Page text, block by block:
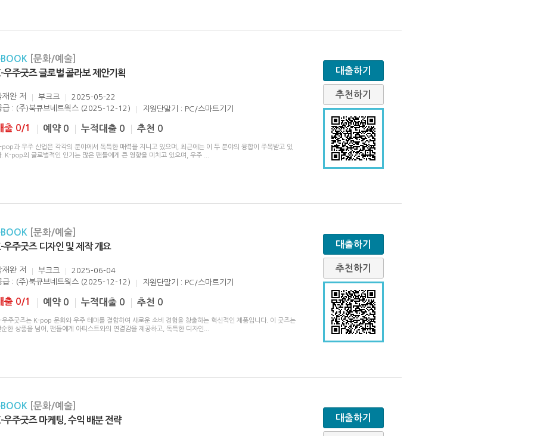
[문화/예술]
우주굿즈 글로벌 콜라보 제안기획
재완 저 부크크
2025-05-22
급 : (주)북큐브네트웍스 (2025-12-12)
지원단말기 : PC/스마트기기
출 0/1 예약 0 누적대출 0 추천 0
pop과 우주 산업은 각각의 분야에서 독특한 매력을 지니고 있으며, 최근에는 이 두 분야의 융합이 주목받고 있
. K-pop의 글로벌적인 인기는 많은 팬들에게 큰 영향을 미치고 있으며, 우주
대출하기
추천하기
[문화/예술]
우주굿즈 디자인 및 제작 개요
재완 저 부크크
2025-06-04
급 : (주)북큐브네트웍스 (2025-12-12)
지원단말기 : PC/스마트기기
출 0/1 예약 0 누적대출 0 추천 0
우주굿즈는 K-pop 문화와 우주 테마를 결합하여 새로운 소비 경험을 창출하는 혁신적인 제품입니다. 이 굿즈는
순한 상품을 넘어, 팬들에게 아티스트와의 연결감을 제공하고, 독특한 디자인
대출하기
추천하기
[문화/예술]
우주굿즈 마케팅, 수익 배분 전략
대출하기